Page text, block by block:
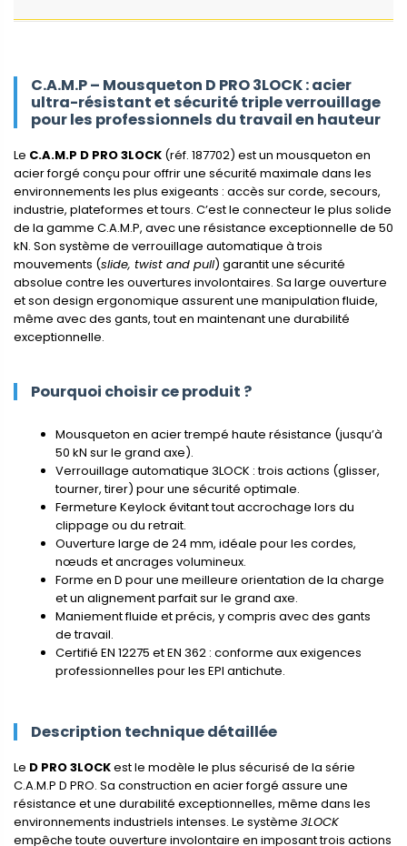
C.A.M.P – Mousqueton D PRO 3LOCK : acier
ultra-résistant et sécurité triple verrouillage
pour les professionnels du travail en hauteur
Le C.A.M.P D PRO 3LOCK (réf. 187702) est un mousqueton en
acier forgé conçu pour offrir une sécurité maximale dans les
environnements les plus exigeants : accès sur corde, secours,
industrie, plateformes et tours. C’est le connecteur le plus solide
de la gamme C.A.M.P, avec une résistance exceptionnelle de 50
kN. Son système de verrouillage automatique à trois
mouvements (slide, twist and pull) garantit une sécurité
absolue contre les ouvertures involontaires. Sa large ouverture
et son design ergonomique assurent une manipulation fluide,
même avec des gants, tout en maintenant une durabilité
exceptionnelle.
Pourquoi choisir ce produit ?
Mousqueton en acier trempé haute résistance (jusqu’à
50 kN sur le grand axe).
Verrouillage automatique 3LOCK : trois actions (glisser,
tourner, tirer) pour une sécurité optimale.
Fermeture Keylock évitant tout accrochage lors du
clippage ou du retrait.
Ouverture large de 24 mm, idéale pour les cordes,
nœuds et ancrages volumineux.
Forme en D pour une meilleure orientation de la charge
et un alignement parfait sur le grand axe.
Maniement fluide et précis, y compris avec des gants
de travail.
Certifié EN 12275 et EN 362 : conforme aux exigences
professionnelles pour les EPI antichute.
Description technique détaillée
Le D PRO 3LOCKest le modèle le plus sécurisé de la série
C.A.M.P D PRO. Sa construction en acier forgé assure une
résistance et une durabilité exceptionnelles, même dans les
environnements industriels intenses. Le système 3LOCK
empêche toute ouverture involontaire en imposant trois actions